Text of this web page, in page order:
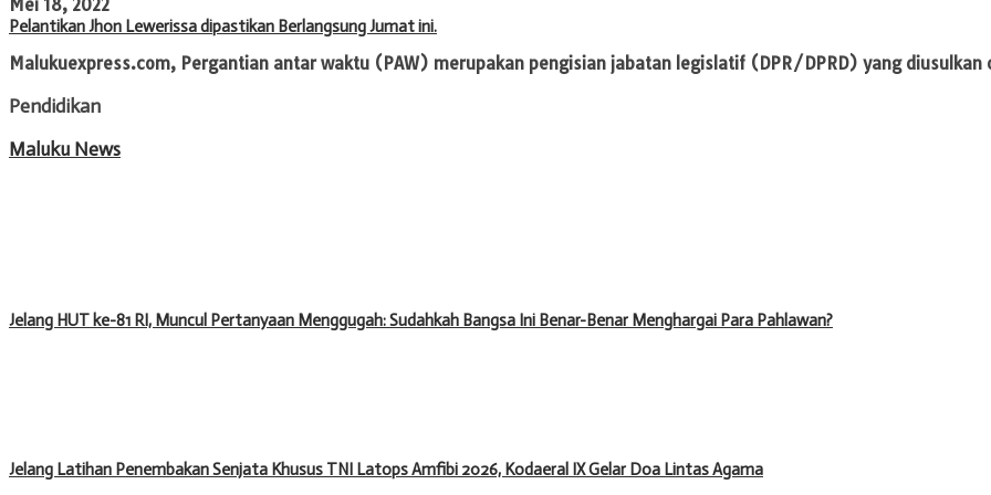
Mei 18, 2022
Pelantikan Jhon Lewerissa dipastikan Berlangsung Jumat ini.
Malukuexpress.com, Pergantian antar waktu (PAW) merupakan pengisian jabatan legislatif (DPR/DPRD) yang
Pendidikan
Maluku News
Jelang HUT ke-81 RI, Muncul Pertanyaan Menggugah: Sudahkah Bangsa Ini Benar-Benar Menghargai Para Pahlawan?
Jelang Latihan Penembakan Senjata Khusus TNI Latops Amfibi 2026, Kodaeral IX Gelar Doa Lintas Agama